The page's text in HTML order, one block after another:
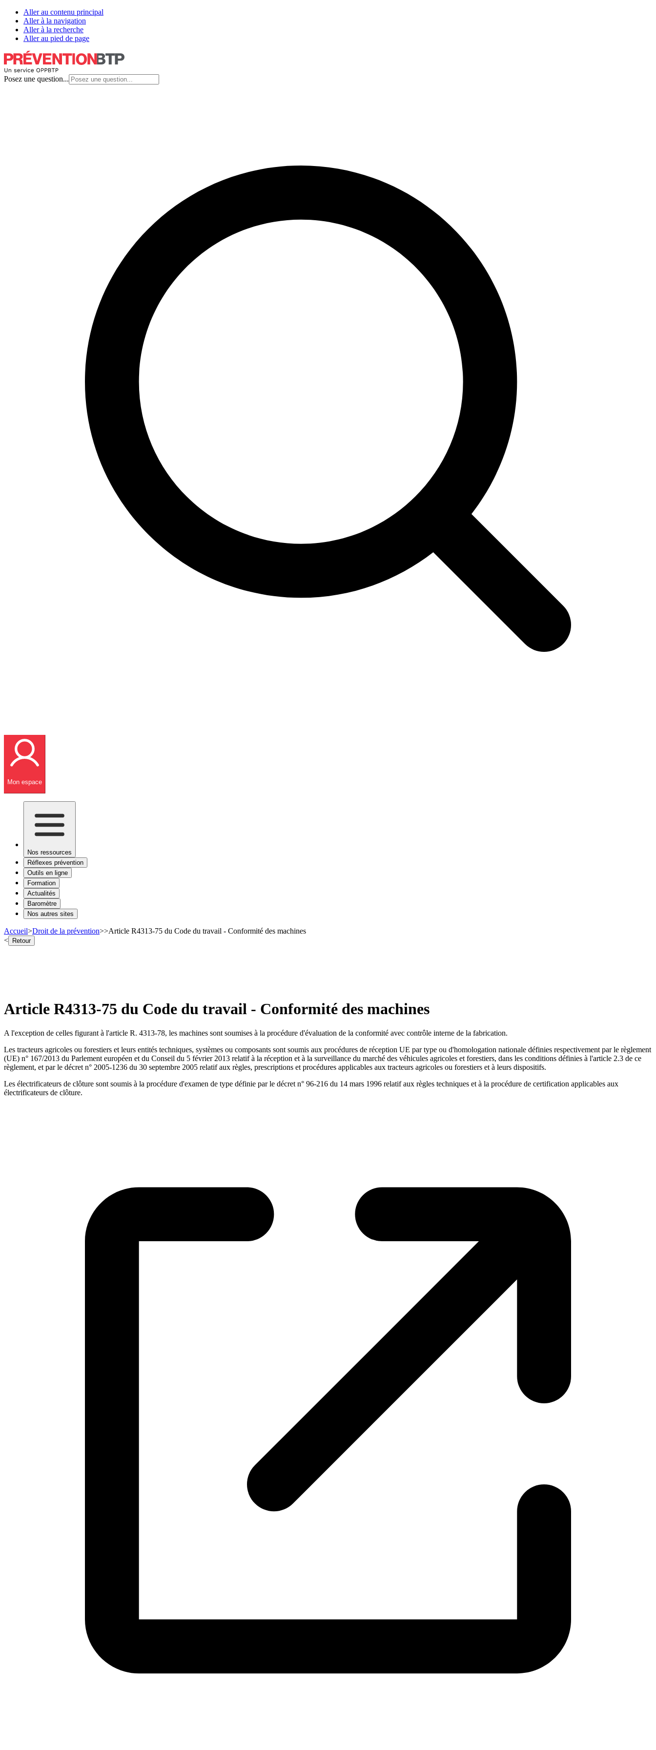
Aller au contenu principal
Aller à la navigation
Aller à la recherche
Aller au pied de page
Posez une question...
Mon espace
Nos ressources
Réflexes prévention
Outils en ligne
Formation
Actualités
Baromètre
Nos autres sites
Accueil>Droit de la prévention>>Article R4313-75 du Code du travail - Conformité des machines
< Retour
Article R4313-75 du Code du travail - Conformité des machines
A l'exception de celles figurant à l'article R. 4313-78, les machines sont soumises à la procédure d'évaluation de la conformité avec contrôle interne de la fabrication.
Les tracteurs agricoles ou forestiers et leurs entités techniques, systèmes ou composants sont soumis aux procédures de réception UE par type ou d'homologation nationale définies respectivement par le règlement
(UE) n° 167/2013 du Parlement européen et du Conseil du 5 février 2013 relatif à la réception et à la surveillance du marché des véhicules agricoles et forestiers, dans les conditions définies à l'article 2.3 de ce
règlement, et par le décret n° 2005-1236 du 30 septembre 2005 relatif aux règles, prescriptions et procédures applicables aux tracteurs agricoles ou forestiers et à leurs dispositifs.
Les électrificateurs de clôture sont soumis à la procédure d'examen de type définie par le décret n° 96-216 du 14 mars 1996 relatif aux règles techniques et à la procédure de certification applicables aux
électrificateurs de clôture.